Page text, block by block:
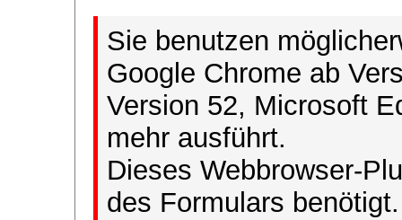
Sie benutzen
Google Chrome ab
Version 52, Microsoft
mehr ausführt.
Dieses Webbrowser-
des Formulars benötigt.